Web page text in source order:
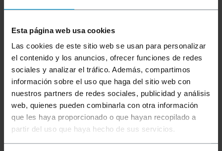
Esta página web usa cookies
Las cookies de este sitio web se usan para personalizar
el contenido y los anuncios, ofrecer funciones de redes
sociales y analizar el tráfico. Además, compartimos
información sobre el uso que haga del sitio web con
nuestros partners de redes sociales, publicidad y análisis
web, quienes pueden combinarla con otra información
que les haya proporcionado o que hayan recopilado a
partir del uso que haya hecho de sus servicios.
met een 15-pins SATA-voedingsconnector en
het een SATA-POWER 15-pins vrouwelijke
connector en in het midden een SATA-POWER 15-
pins + MOLEX 4P-connector. Zeer veelzijdig in elke
omgeving. Totale kabellengte 90cm.
Interne voedingskabel voor SATA-schijven.
Verdubbelt de connectoren via een 15-pins
SATA-voedingsconnector.
SATA-POWER 15-pins vrouwelijke connector